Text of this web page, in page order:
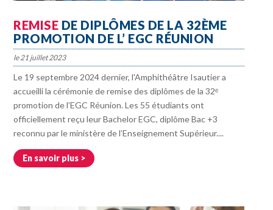
REMISE DE DIPLÔMES DE LA 32ÈME
PROMOTION DE L’ EGC RÉUNION
21 juillet 2023
Le 19 septembre 2024 dernier, l'Amphithéâtre Isautier a
accueilli la cérémonie de remise des diplômes de la 32ᵉ
promotion de l’EGC Réunion. Les 55 étudiants ont
officiellement reçu leur Bachelor EGC, diplôme Bac +3
reconnu par le ministère de l’Enseignement Supérieur....
En savoir plus